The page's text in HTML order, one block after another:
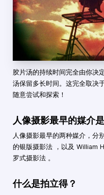
胶片汤的持续时间完全由你决
汤保留多长时间。这完全取决
随意尝试和探索！
人像摄影最早的媒介
人像摄影最早的两种媒介，分
的银版摄影法 ，以及 William
罗式摄影法 。
什么是拍立得？